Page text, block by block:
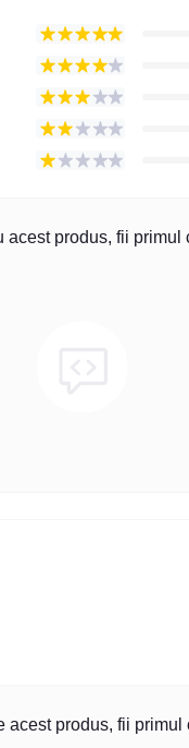
acest produs, fii primul
acest produs, fii primul